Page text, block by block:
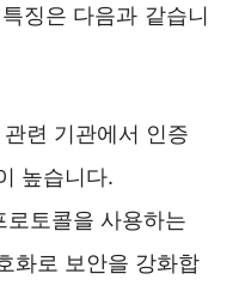
징은 다음과 같습니
련 기관에서 인증
높습니다.
로토콜을 사용하는
화로 보안을 강화합